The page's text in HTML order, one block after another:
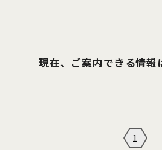
現在、ご案内できる情報
1